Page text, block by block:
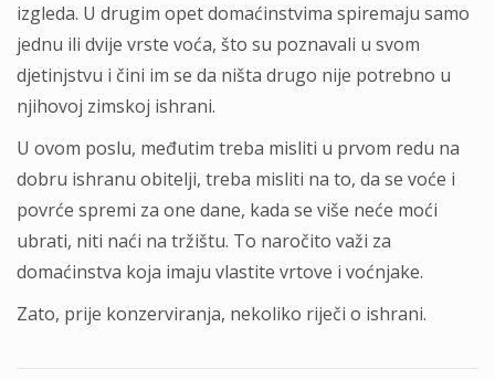
izgleda. U drugim opet domaćinstvima spiremaju samo
jednu ili dvije vrste voća, što su poznavali u svom
djetinjstvu i čini im se da ništa drugo nije potrebno u
njihovoj zimskoj ishrani.
U ovom poslu, međutim treba misliti u prvom redu na
dobru ishranu obitelji, treba misliti na to, da se voće i
povrće spremi za one dane, kada se više neće moći
ubrati, niti naći na tržištu. To naročito važi za
domaćinstva koja imaju vlastite vrtove i voćnjake.
Zato, prije konzerviranja, nekoliko riječi o ishrani.